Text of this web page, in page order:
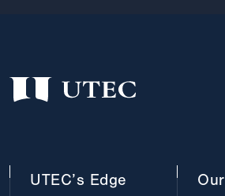
UTEC’s Edge Our